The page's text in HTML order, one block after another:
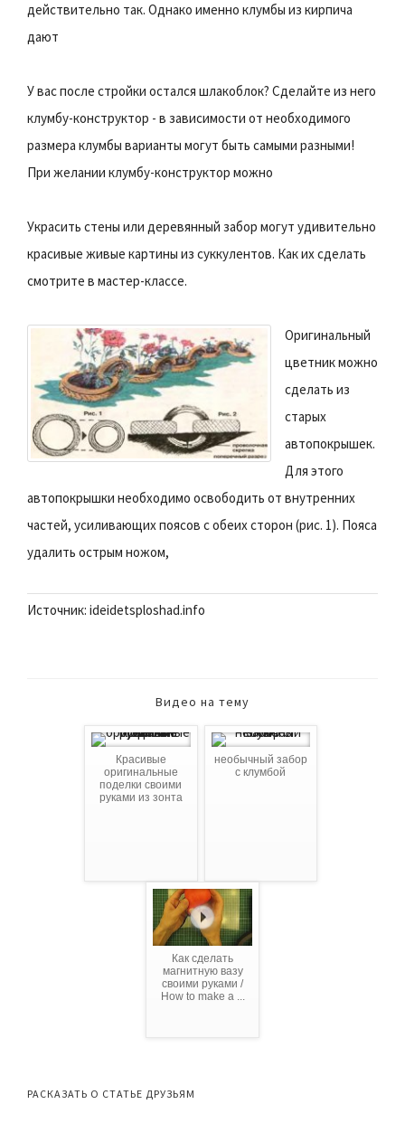
действительно так. Однако именно клумбы из кирпича
дают
У вас после стройки остался шлакоблок? Сделайте из него
клумбу-конструктор - в зависимости от необходимого
размера клумбы варианты могут быть самыми разными!
При желании клумбу-конструктор можно
Украсить стены или деревянный забор могут удивительно
красивые живые картины из суккулентов. Как их сделать
смотрите в мастер-классе.
Оригинальный
цветник можно
сделать из
старых
автопокрышек.
Для этого
автопокрышки необходимо освободить от внутренних
частей, усиливающих поясов с обеих сторон (рис. 1). Пояса
удалить острым ножом,
Источник: ideidetsploshad.info
Видео на тему
Красивые
оригинальные
поделки своими
руками из зонта
необычный забор
с клумбой
Как сделать
магнитную вазу
своими руками /
How to make a ...
РАСКАЗАТЬ О СТАТЬЕ ДРУЗЬЯМ